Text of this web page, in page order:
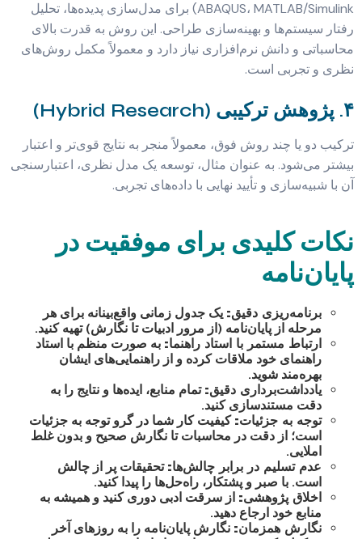
ABAQUS، MATLAB/Simulink) برای مدل‌سازی پدیده‌ها، تحلیل
رفتار سیستم‌ها و بهینه‌سازی طراحی. این روش به قدرت بالای
محاسباتی و دانش نرم‌افزاری نیاز دارد و معمولاً مکمل روش‌های
نظری و تجربی است.
۴. پژوهش ترکیبی (Hybrid Research)
ترکیب دو یا چند روش فوق، معمولاً منجر به نتایج قوی‌تر و اعتبار
بیشتر می‌شود. به عنوان مثال، توسعه یک مدل نظری، اعتبارسنجی
آن با شبیه‌سازی و تأیید نهایی با داده‌های تجربی.
نکات کلیدی برای موفقیت در
پایان‌نامه
برنامه‌ریزی دقیق: یک جدول زمانی واقع‌بینانه برای هر
مرحله از پایان‌نامه (از مرور ادبیات تا نگارش) تهیه کنید.
ارتباط مستمر با استاد راهنما: به صورت منظم با استاد
راهنمای خود ملاقات کرده و از راهنمایی‌های ایشان
بهره‌مند شوید.
یادداشت‌برداری دقیق: تمام منابع، ایده‌ها و نتایج را به
دقت مستندسازی کنید.
توجه به جزئیات: کیفیت کار شما در گرو توجه به جزئیات
است؛ از دقت در محاسبات تا نگارش صحیح و بدون غلط
املایی.
عدم تسلیم در برابر چالش‌ها: تحقیقات پر از چالش
است. با صبر و پشتکار، راه‌حل‌ها را پیدا کنید.
اخلاق پژوهشی: از سرقت ادبی دوری کنید و همیشه به
منابع خود ارجاع دهید.
نگارش همزمان: نگارش پایان‌نامه را به روزهای آخر